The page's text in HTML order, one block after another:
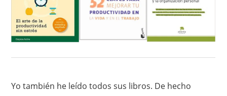
Yo también he leído todos sus libros. De hecho